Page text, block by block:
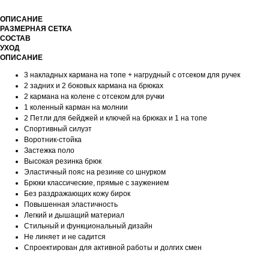
ОПИСАНИЕ
РАЗМЕРНАЯ СЕТКА
СОСТАВ
УХОД
ОПИСАНИЕ
3 накладных кармана на топе + нагрудный c отсеком для ручек
2 задних и 2 боковых кармана на брюках
2 кармана на колене с отсеком для ручки
1 коленный карман на молнии
2 Петли для бейджей и ключей на брюках и 1 на топе
Спортивный силуэт
Воротник-стойка
Застежка поло
Высокая резинка брюк
Эластичный пояс на резинке со шнурком
Брюки классические, прямые с заужением
Без раздражающих кожу бирок
Повышенная эластичность
Легкий и дышащий материал
Стильный и функциональный дизайн
Не линяет и не садится
Спроектирован для активной работы и долгих смен